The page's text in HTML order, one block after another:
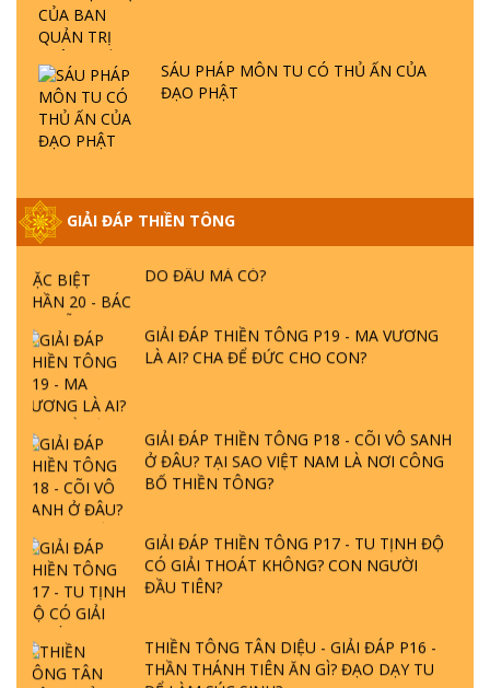
SÁU PHÁP MÔN TU CÓ THỦ ẤN CỦA
ĐẠO PHẬT
GIẢI ĐÁP THIỀN TÔNG
HOA SEN ? | TTTD
GIẢI ĐÁP THIỀN TÔNG ĐẶC BIỆT PHẦN 20
- BÁC NGUYỄN NHÂN LÀ AI? PHIỀN NÃO
DO ĐÂU MÀ CÓ?
GIẢI ĐÁP THIỀN TÔNG P19 - MA VƯƠNG
LÀ AI? CHA ĐỂ ĐỨC CHO CON?
GIẢI ĐÁP THIỀN TÔNG P18 - CÕI VÔ SANH
Ở ĐÂU? TẠI SAO VIỆT NAM LÀ NƠI CÔNG
BỐ THIỀN TÔNG?
GIẢI ĐÁP THIỀN TÔNG P17 - TU TỊNH ĐỘ
CÓ GIẢI THOÁT KHÔNG? CON NGƯỜI
ĐẦU TIÊN?
THIỀN TÔNG TÂN DIỆU - GIẢI ĐÁP P16 -
THẦN THÁNH TIÊN ĂN GÌ? ĐẠO DẠY TU
ĐỂ LÀM SÚC SINH?